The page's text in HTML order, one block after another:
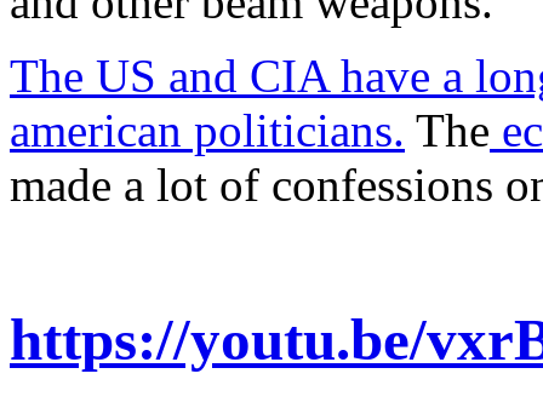
The US and CIA have a
american politicians. The
made a lot of confessions
https://youtu.be/